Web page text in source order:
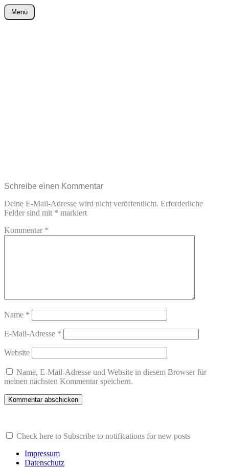
wurster-cartoon-blog.de
Menü
Zum
Inhalt
Schreibe einen Kommentar
Deine E-Mail-Adresse wird nicht veröffentlicht. Erforderliche
Felder sind mit * markiert
Kommentar *
Name *
E-Mail-Adresse *
Website
Name, E-Mail-Adresse und Website in diesem Browser für
meinen nächsten Kommentar speichern.
Check here to Subscribe to notifications for new posts
Impressum
Datenschutz